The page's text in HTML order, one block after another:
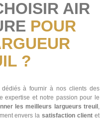
AIR
POUR
?
dédiés à fournir à nos clients des
expertise et notre passion pour le
les meilleurs largueurs treuil ,
envers lasatisfaction client et